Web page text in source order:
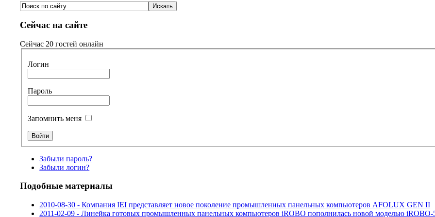
Сейчас на сайте
Сейчас 20 гостей онлайн
Логин
Пароль
Запомнить меня
Забыли пароль?
Забыли логин?
Подобные материалы
2010-08-30 - Компания IEI представляет новое поколение промышленных панельных компьютеров AFOLUX GEN II
2011-02-09 - Линейка готовых промышленных панельных компьютеров iROBO пополнилась новой моделью iROBO-